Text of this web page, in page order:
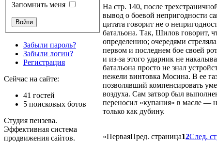
Запомнить меня
Забыли пароль?
Забыли логин?
Регистрация
Сейчас на сайте:
41 гостей
5 поисковых ботов
Студия пензева.
Эффективная система
продвижения сайтов.
На стр. 140, после
вывод о боевой непригодности
цитата говорит не о
батальона. Так, Шилов говорит,
определению; очередями
первом и последнем бое своей
и из-за этого ударник не
батальона просто не знал
нежели винтовка Мосина. В ее
позволявший компенсировать
воздуха. Сам затвор был
переносил «купания» в масле —
только как дубину.
«ПерваяПред. страница12След.